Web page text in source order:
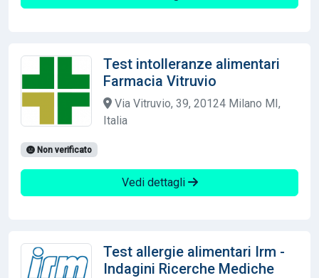
Test intolleranze alimentari
Farmacia Vitruvio
Via Vitruvio, 39, 20124 Milano MI,
Italia
Non verificato
Vedi dettagli
Test allergie alimentari Irm -
Indagini Ricerche Mediche